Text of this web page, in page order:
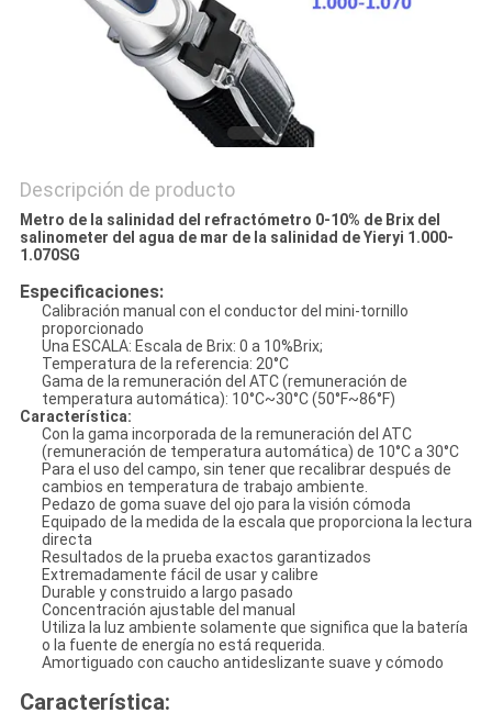
Descripción de producto
Metro de la salinidad del refractómetro 0-10% de Brix del
salinometer del agua de mar de la salinidad de Yieryi 1.000-
1.070SG
Especificaciones:
Calibración manual con el conductor del mini-tornillo
proporcionado
Una ESCALA: Escala de Brix: 0 a 10%Brix;
Temperatura de la referencia: 20°C
Gama de la remuneración del ATC (remuneración de
temperatura automática): 10°C~30°C (50°F~86°F)
Característica:
Con la gama incorporada de la remuneración del ATC
(remuneración de temperatura automática) de 10°C a 30°C
Para el uso del campo, sin tener que recalibrar después de
cambios en temperatura de trabajo ambiente.
Pedazo de goma suave del ojo para la visión cómoda
Equipado de la medida de la escala que proporciona la lectura
directa
Resultados de la prueba exactos garantizados
Extremadamente fácil de usar y calibre
Durable y construido a largo pasado
Concentración ajustable del manual
Utiliza la luz ambiente solamente que significa que la batería
o la fuente de energía no está requerida.
Amortiguado con caucho antideslizante suave y cómodo
Característica: